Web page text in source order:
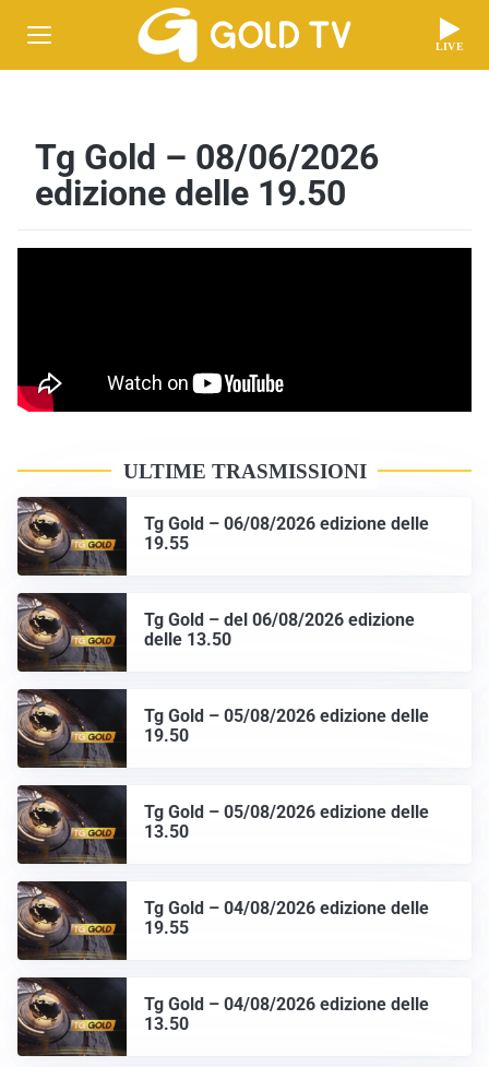
LIVE
Tg Gold – 08/06/2026
edizione delle 19.50
ULTIME TRASMISSIONI
Tg Gold – 06/08/2026 edizione delle
19.55
Tg Gold – del 06/08/2026 edizione
delle 13.50
Tg Gold – 05/08/2026 edizione delle
19.50
Tg Gold – 05/08/2026 edizione delle
13.50
Tg Gold – 04/08/2026 edizione delle
19.55
Tg Gold – 04/08/2026 edizione delle
13.50